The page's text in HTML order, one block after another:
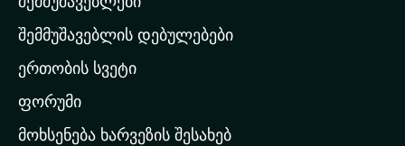
ო
ხ
ი
მ
თ
ვ
ა
რ
შემმუშავებლის დებულებები
ერთობის სვეტი
ფორუმი
მოხსენება ხარვეზის შესახებ